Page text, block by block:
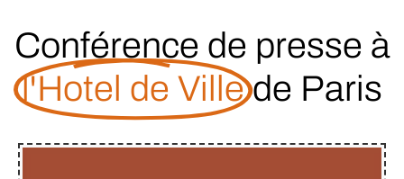
Conférence de presse à
l'Hotel de Ville de Paris